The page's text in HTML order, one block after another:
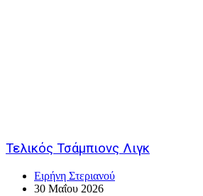
Τελικός Τσάμπιονς Λιγκ
Ειρήνη Στεριανού
30 Μαΐου 2026